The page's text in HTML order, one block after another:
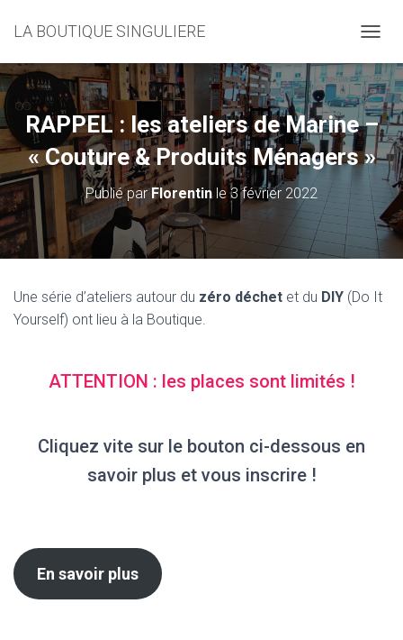
LA BOUTIQUE SINGULIERE
É
P
L
I
R
L
N
A
V
T
RAPPEL : les ateliers de Marine –
« Couture & Produits Ménagers »
Publié parFlorentin le3 février 2022
Une série d’ateliers autour du zéro déchet et du DIY (Do It
Yourself) ont lieu à la Boutique.
ATTENTION : les places sont limités !
Cliquez vite sur le bouton ci-dessous en
savoir plus et vous inscrire !
En savoir plus